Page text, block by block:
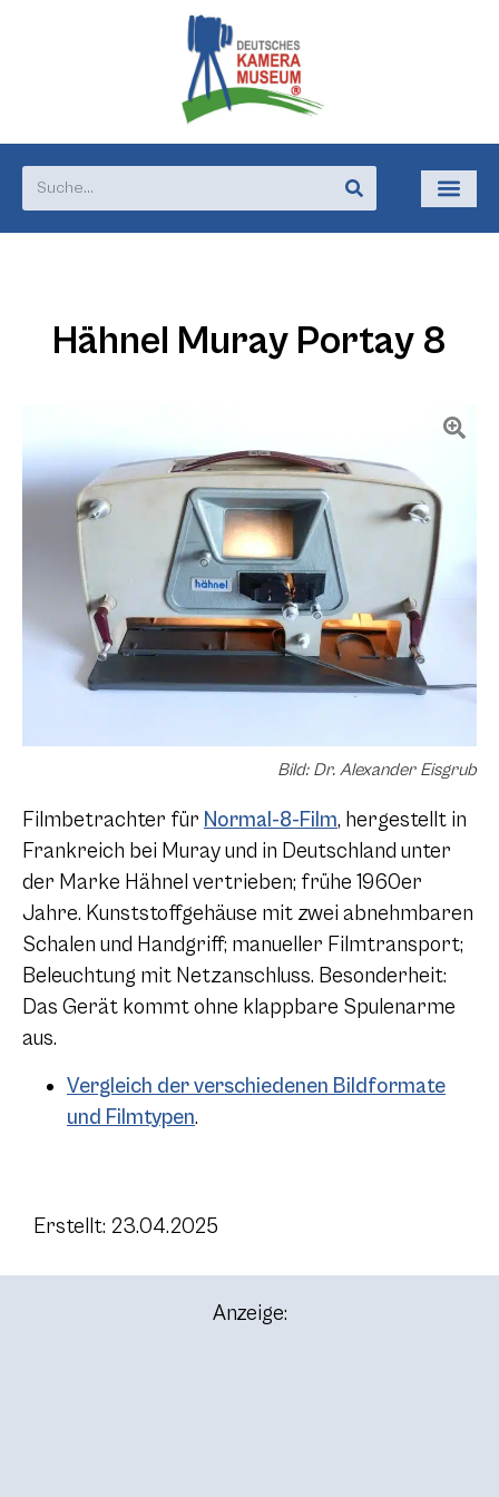
Hähnel Muray Portay 8
Bild: Dr. Alexander Eisgrub
Filmbetrachter für Normal-8-Film, hergestellt in
Frankreich bei Muray und in Deutschland unter
der Marke Hähnel vertrieben; frühe 1960er
Jahre. Kunststoffgehäuse mit zwei abnehmbaren
Schalen und Handgriff; manueller Filmtransport;
Beleuchtung mit Netzanschluss. Besonderheit:
Das Gerät kommt ohne klappbare Spulenarme
aus.
Vergleich der verschiedenen Bildformate
und Filmtypen.
Erstellt: 23.04.2025
Anzeige: